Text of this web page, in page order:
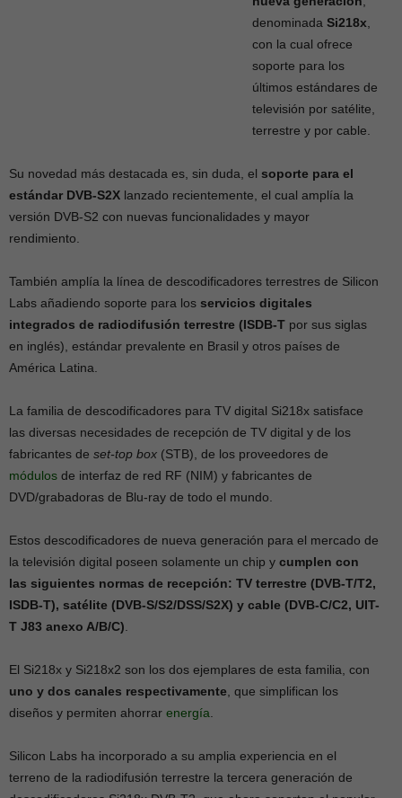
denominada Si218x
con la cual ofrece
soporte para los
últimos estándares de
televisión por satélite,
terrestre y por cable.
Su novedad más destacada es, sin duda, el soporte para el
estándar DVB-S2X lanzado recientemente, el cual amplía la
versión DVB-S2 con nuevas funcionalidades y mayor
rendimiento.
También amplía la línea de descodificadores terrestres de Silicon
Labs añadiendo soporte para los servicios digitales
integrados de radiodifusión terrestre (ISDB-T por sus siglas
en inglés), estándar prevalente en Brasil y otros países de
América Latina.
La familia de descodificadores para TV digital Si218x satisface
las diversas necesidades de recepción de TV digital y de los
fabricantes de set-top box (STB), de los proveedores de
módulos de interfaz de red RF (NIM) y fabricantes de
DVD/grabadoras de Blu-ray de todo el mundo.
Estos descodificadores de nueva generación para el mercado de
la televisión digital poseen solamente un chip y cumplen con
las siguientes normas de recepción: TV terrestre (DVB-T/T2,
ISDB-T), satélite (DVB-S/S2/DSS/S2X) y cable (DVB-C/C2, UIT-
T J83 anexo A/B/C)
El Si218x y Si218x2 son los dos ejemplares de esta familia, con
uno y dos canales respectivamente , que simplifican los
diseños y permiten ahorrar energía
Silicon Labs ha incorporado a su amplia experiencia en el
terreno de la radiodifusión terrestre la tercera generación de